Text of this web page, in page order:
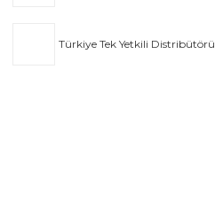
Türkiye Tek Yetkili Distribütörü